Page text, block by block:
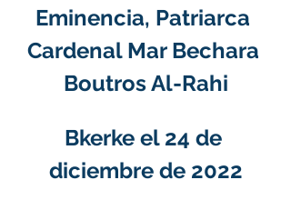
Eminencia, Patriarca
Cardenal Mar Bechara
Boutros Al-Rahi
Bkerke el 24 de
diciembre de 2022